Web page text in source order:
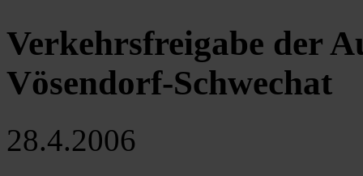
Verkehrsfreigabe der
Vösendorf-Schwechat
28.4.2006